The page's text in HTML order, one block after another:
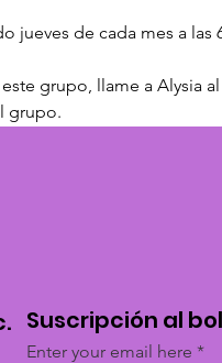
jueves de cada mes a las
grupo, llame a Alysia
grupo.
Suscripción al
Enter your email here